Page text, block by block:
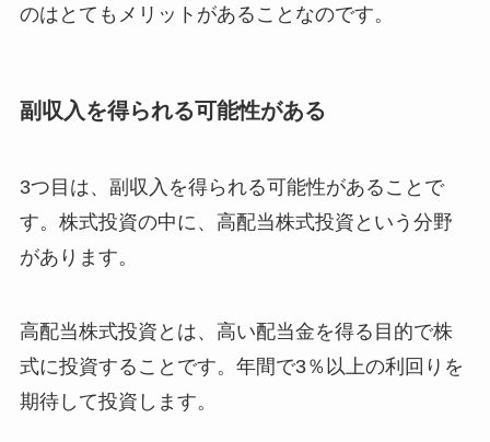
のはとてもメリットがあることなのです。
副収入を得られる可能性がある
3つ目は、副収入を得られる可能性があることで
す。株式投資の中に、高配当株式投資という分野
があります。
高配当株式投資とは、高い配当金を得る目的で株
式に投資することです。年間で3％以上の利回りを
期待して投資します。